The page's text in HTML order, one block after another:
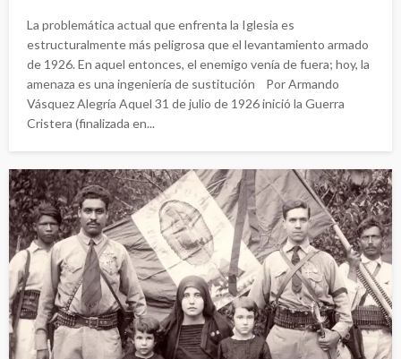
La problemática actual que enfrenta la Iglesia es
estructuralmente más peligrosa que el levantamiento armado
de 1926. En aquel entonces, el enemigo venía de fuera; hoy, la
amenaza es una ingeniería de sustitución Por Armando
Vásquez Alegría Aquel 31 de julio de 1926 inició la Guerra
Cristera (finalizada en...